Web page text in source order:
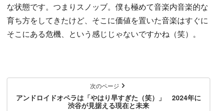
な状態です。つまりスノッブ。僕も極めて音楽内音楽的な
育ち方をしてきたけど、そこに価値を置いた音楽はすぐに
そこにある危機、という感じじゃないですかね（笑）。
次のページ
アンドロイドオペラは「やはり早すぎた（笑）」 2024年に
渋谷が見据える現在と未来